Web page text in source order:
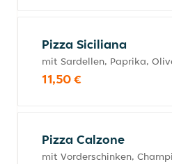
Pizza Siciliana
mit Sardellen, Paprika,
11,50 €
Pizza Calzone
mit Vorderschinken,